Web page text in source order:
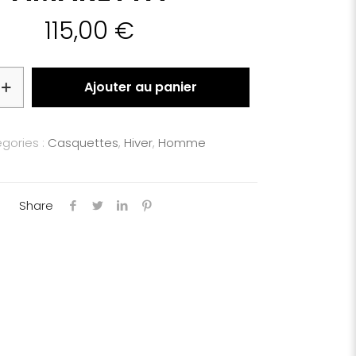
115,00 €
Ajouter au panier
: Casquettes, Hiver, Homme
Share